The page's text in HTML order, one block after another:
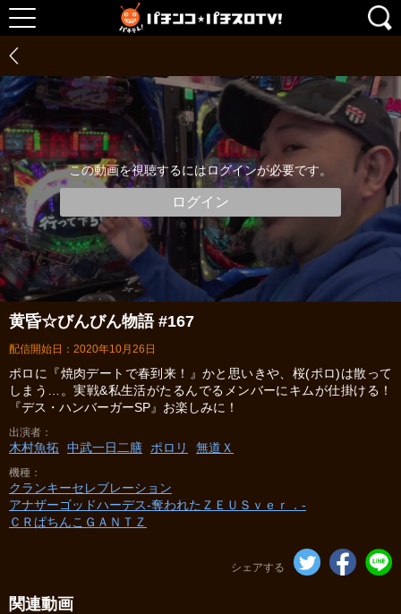
この動画を視聴するにはログインが必要です。
ログイン
黄昏☆びんびん物語 #167
配信開始日：2020年10月26日
ポロに『焼肉デートで春到来！』かと思いきや、桜(ポロ)は散って
しまう…。実戦&私生活がたるんでるメンバーにキムが仕掛ける！
『デス・ハンバーガーSP』お楽しみに！
出演者
木村魚拓 中武一日二膳 ポロリ 無道Ｘ
機種
クランキーセレブレーション
アナザーゴッドハーデス-奪われたＺＥＵＳｖｅｒ．-
ＣＲぱちんこＧＡＮＴＺ
シェアする
関連動画